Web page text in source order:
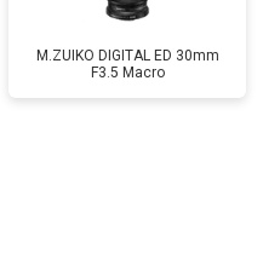
M.ZUIKO DIGITAL ED 30mm
F3.5 Macro